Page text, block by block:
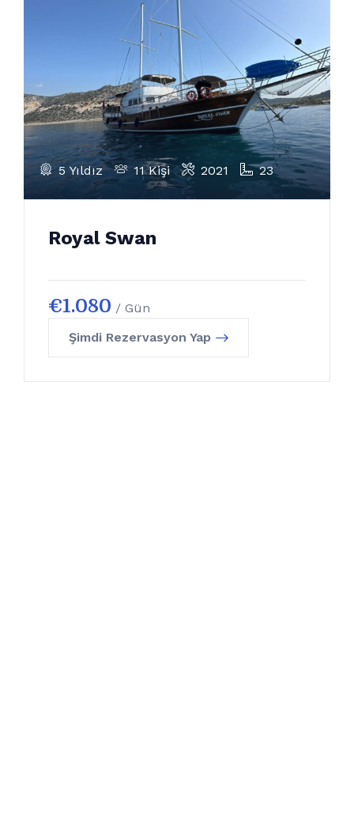
5 Yıldız 11 Kişi 2021 23
Royal Swan
€1.080 / Gün
Şimdi Rezervasyon Yap